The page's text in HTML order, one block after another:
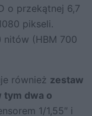
o przekątnej 6,7
pikseli.
nitów (HBM 700
również zestaw
tym dwa o
1/1,55″ i